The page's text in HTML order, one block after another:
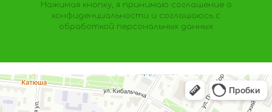
Нажимая кнопку, я принимаю соглашение о
конфиденциальности и соглашаюсь с
обработкой персональных данных